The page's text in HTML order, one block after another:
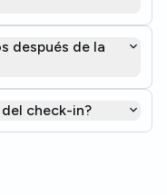
después de la
check-in?